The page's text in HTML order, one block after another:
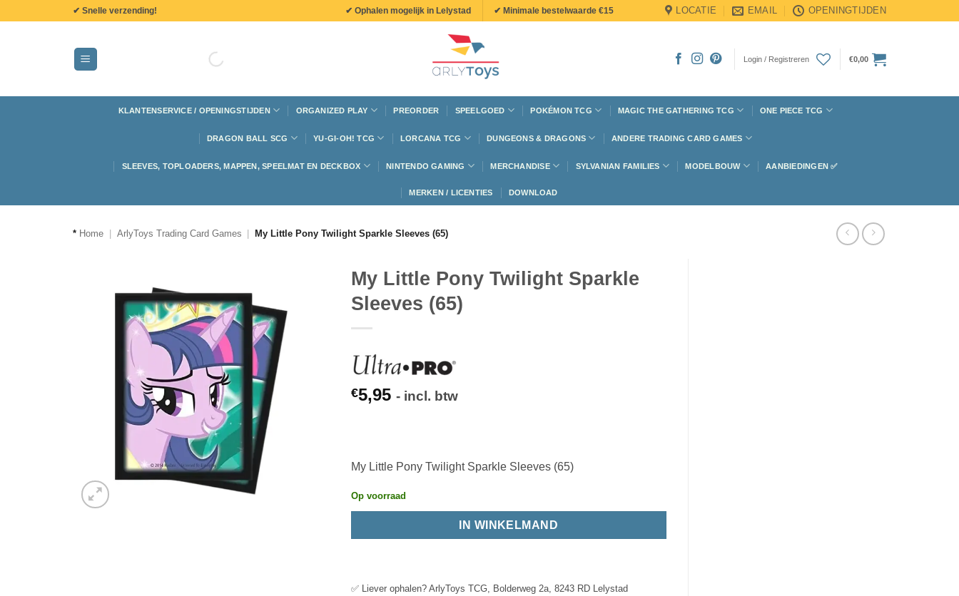
✔ Snelle verzending! ✔ Ophalen mogelijk in Lelystad ✔ Minimale bestelwaarde €15 LOCATIE EMAIL OPENINGTIJDEN
Login / Registreren €0,00
KLANTENSERVICE / OPENINGSTIJDEN ORGANIZED PLAY PREORDER SPEELGOED POKÉMON TCG MAGIC THE GATHERING TCG ONE PIECE TCG
DRAGON BALL SCG YU-GI-OH! TCG LORCANA TCG DUNGEONS & DRAGONS ANDERE TRADING CARD GAMES
SLEEVES, TOPLOADERS, MAPPEN, SPEELMAT EN DECKBOX NINTENDO GAMING MERCHANDISE SYLVANIAN FAMILIES MODELBOUW AANBIEDINGEN ✅
MERKEN / LICENTIES DOWNLOAD
* Home ArlyToys Trading Card Games My Little Pony Twilight Sparkle Sleeves (65)
My Little Pony Twilight Sparkle
Sleeves (65)
€5,95 - incl. btw
My Little Pony Twilight Sparkle Sleeves (65)
Op voorraad
IN WINKELMAND
✅ Liever ophalen? ArlyToys TCG, Bolderweg 2a, 8243 RD Lelystad